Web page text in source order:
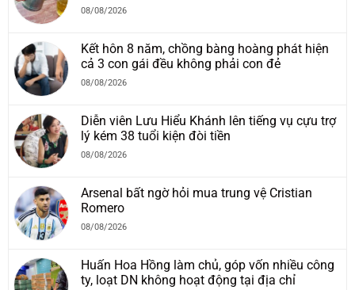
08/08/2026
Kết hôn 8 năm, chồng bàng hoàng phát hiện
cả 3 con gái đều không phải con đẻ
08/08/2026
Diễn viên Lưu Hiểu Khánh lên tiếng vụ cựu trợ
lý kém 38 tuổi kiện đòi tiền
08/08/2026
Arsenal bất ngờ hỏi mua trung vệ Cristian
Romero
08/08/2026
Huấn Hoa Hồng làm chủ, góp vốn nhiều công
ty, loạt DN không hoạt động tại địa chỉ